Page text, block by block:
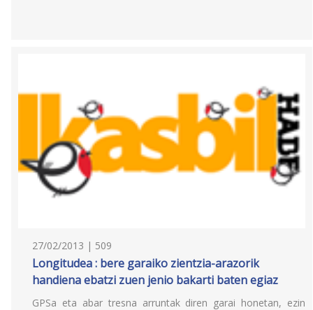
27/02/2013 | 509
Longitudea : bere garaiko zientzia-arazorik
handiena ebatzi zuen jenio bakarti baten egiaz
GPSa eta abar tresna arruntak diren garai honetan, ezin